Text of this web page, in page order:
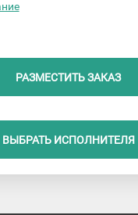
РАЗМЕСТИТЬ ЗАКАЗ
ВЫБРАТЬ ИСПОЛНИТЕЛЯ